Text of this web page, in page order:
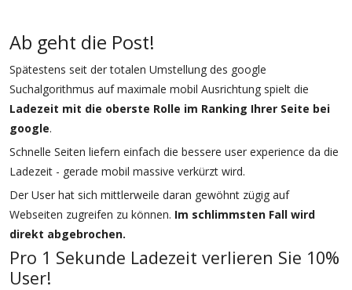
Ab geht die Post!
Spätestens seit der totalen Umstellung des google
Suchalgorithmus auf maximale mobil Ausrichtung spielt die
Ladezeit mit die oberste Rolle im Ranking Ihrer Seite bei
google.
Schnelle Seiten liefern einfach die bessere user experience da die
Ladezeit - gerade mobil massive verkürzt wird.
Der User hat sich mittlerweile daran gewöhnt zügig auf
Webseiten zugreifen zu können. Im schlimmsten Fall wird
direkt abgebrochen.
Pro 1 Sekunde Ladezeit verlieren Sie 10%
User!